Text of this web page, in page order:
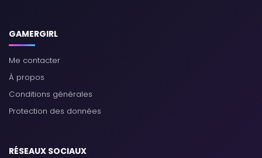
GAMERGIRL
Me contacter
À propos
Conditions générales
Protection des données
RÉSEAUX SOCIAUX